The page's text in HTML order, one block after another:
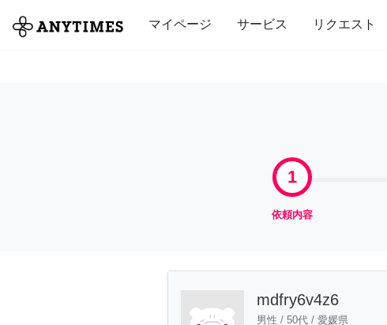
マイページ サービス リクエスト
全て 修理・組立 家事 引っ越し イ
1
依頼内容
mdfry6v4z6
男性 / 50代 / 愛媛県